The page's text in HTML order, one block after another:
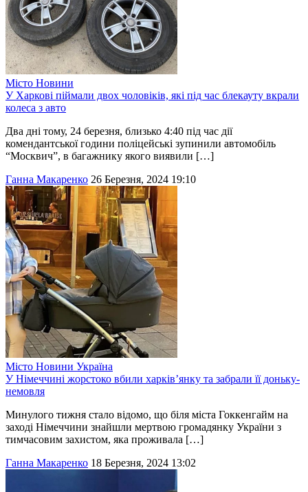
Місто Новини
У Харкові піймали двох чоловіків, які під час блекауту вкрали
колеса з авто
Два дні тому, 24 березня, близько 4:40 під час дії
комендантської години поліцейські зупинили автомобіль
“Москвич”, в багажнику якого виявили […]
Ганна Макаренко 26 Березня, 2024 19:10
Місто Новини Україна
У Німеччині жорстоко вбили харків’янку та забрали її доньку-
немовля
Минулого тижня стало відомо, що біля міста Гоккенгайм на
заході Німеччини знайшли мертвою громадянку України з
тимчасовим захистом, яка проживала […]
Ганна Макаренко 18 Березня, 2024 13:02